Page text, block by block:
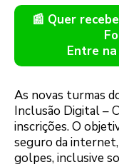
📰 Quer
Entre na
As novas turmas
Inclusão Digital –
inscrições. O
seguro da
golpes, inclusive